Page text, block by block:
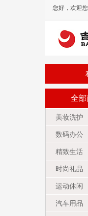
您好，欢迎您
全
美妆洗护
数码办公
精致生活
时尚礼品
运动休闲
汽车用品